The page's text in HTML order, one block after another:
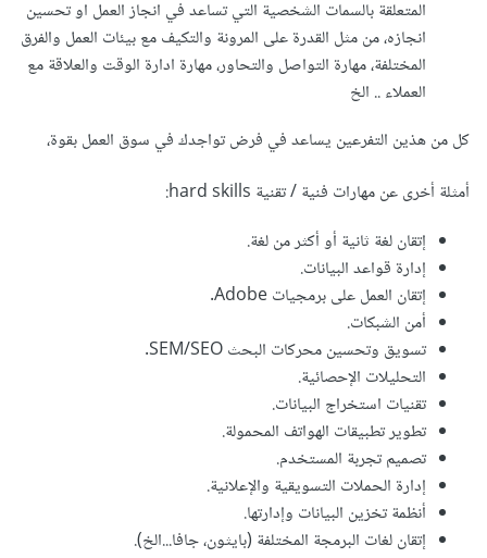
المتعلقة بالسمات الشخصية التي تساعد في انجاز العمل او تحسين
انجازه، من مثل القدرة على المرونة والتكيف مع بيئات العمل والفرق
المختلفة، مهارة التواصل والتحاور، مهارة ادارة الوقت والعلاقة مع
العملاء .. الخ
كل من هذين التفرعين يساعد في فرض تواجدك في سوق العمل بقوة،
أمثلة أخرى عن مهارات فنية / تقنية hard skills:
إتقان لغة ثانية أو أكثر من لغة.
إدارة قواعد البيانات.
إتقان العمل على برمجيات Adobe.
أمن الشبكات.
تسويق وتحسين محركات البحث SEM/SEO.
التحليلات الإحصائية.
تقنيات استخراج البيانات.
تطوير تطبيقات الهواتف المحمولة.
تصميم تجربة المستخدم.
إدارة الحملات التسويقية والإعلانية.
أنظمة تخزين البيانات وإدارتها.
إتقان لغات البرمجة المختلفة (بايثون، جافا...الخ).